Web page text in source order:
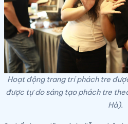
Hoạt động trang trí phách tre
được tự do sáng tạo phách tre
Hà).